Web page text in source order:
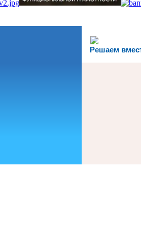
Решаем